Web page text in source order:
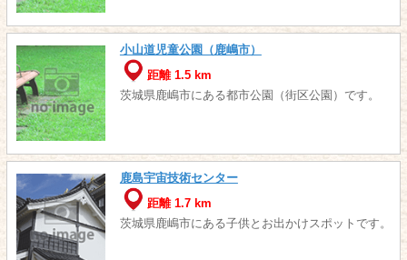
小山道児童公園（鹿嶋市）
距離 1.5 km
茨城県鹿嶋市にある都市公園（街区公園）です。
鹿島宇宙技術センター
距離 1.7 km
茨城県鹿嶋市にある子供とお出かけスポットです。